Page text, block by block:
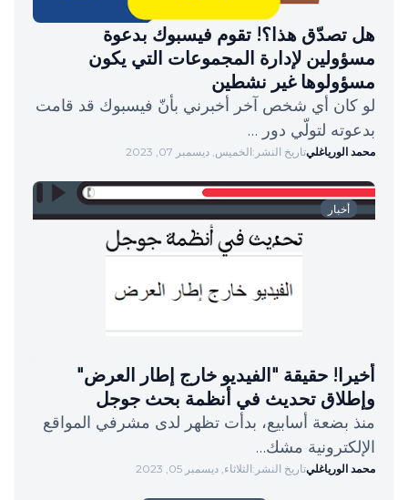
هل تصدّق هذا؟! تقوم فيسبوك بدعوة
مسؤولين لإدارة المجموعات التي يكون
مسؤولوها غير نشطين
لو كان أي شخص آخر أخبرني بأنّ فيسبوك قد قامت
بدعوته لتولّي دور …
محمد الورياغليتاريخ النشر:الخميس, ديسمبر 07, 2023
أخبار
أخيرا! حقيقة "الفيديو خارج إطار العرض"
وإطلاق تحديث في أنظمة بحث جوجل
منذ بضعة أسابيع، بدأت تظهر لدى مشرفي المواقع
الإلكترونية مشك…
محمد الورياغليتاريخ النشر:الثلاثاء, ديسمبر 05, 2023